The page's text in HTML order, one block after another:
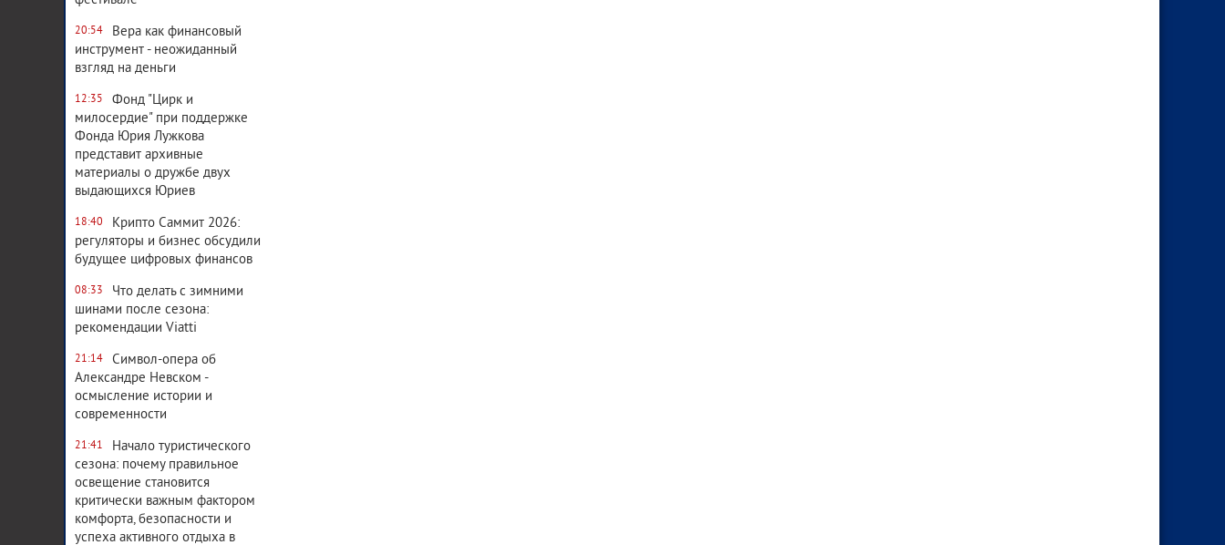
20:54
Вера как финансовый
инструмент - неожиданный
взгляд на деньги
12:35
Фонд "Цирк и
милосердие" при поддержке
Фонда Юрия Лужкова
представит архивные
материалы о дружбе двух
выдающихся Юриев
18:40
Крипто Саммит 2026:
регуляторы и бизнес обсудили
будущее цифровых финансов
08:33
Что делать с зимними
шинами после сезона:
рекомендации Viatti
21:14
Символ-опера об
Александре Невском -
осмысление истории и
современности
21:41
Начало туристического
сезона: почему правильное
освещение становится
критически важным фактором
комфорта, безопасности и
успеха активного отдыха в